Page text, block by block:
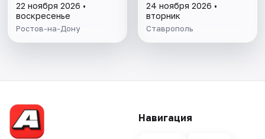
22 ноября 2026 •
воскресенье
Ростов-на-Дону
24 ноября 2026 •
вторник
Ставрополь
Навигация